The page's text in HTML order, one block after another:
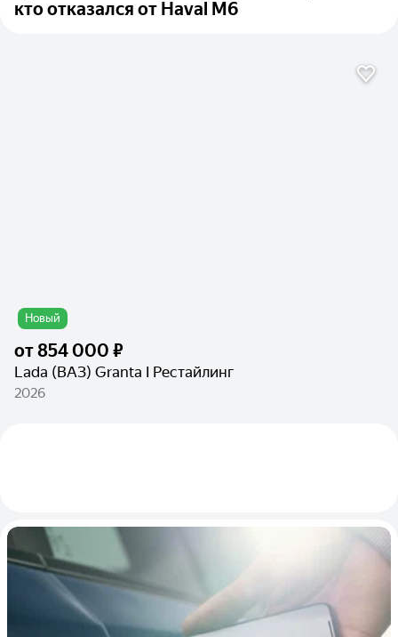
кто отказался от Haval M6
Новый
от854 000 ₽
Lada (ВАЗ) Granta I Рестайлинг
2026